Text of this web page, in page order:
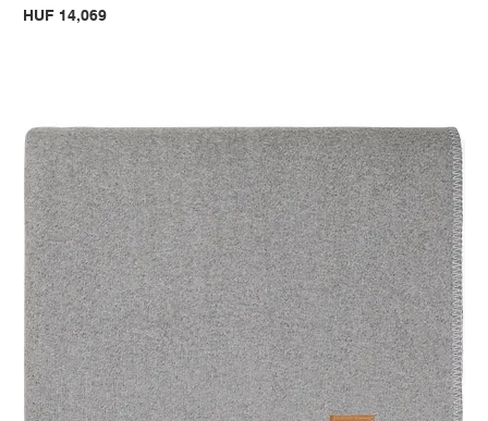
Price
HUF 14,069